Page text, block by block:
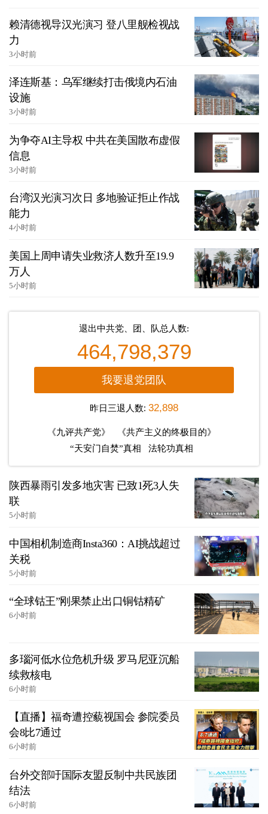
赖清德视导汉光演习 登八里舰检视战
力
3小时前
泽连斯基：乌军继续打击俄境内石油
设施
3小时前
为争夺AI主导权 中共在美国散布虚假
信息
3小时前
台湾汉光演习次日 多地验证拒止作战
能力
4小时前
美国上周申请失业救济人数升至19.9
万人
5小时前
退出中共党、团、队总人数:
464,798,379
我要退党团队
昨日三退人数: 32,898
《九评共产党》
《共产主义的终极目的》
“天安门自焚”真相
法轮功真相
陕西暴雨引发多地灾害 已致1死3人失
联
5小时前
中国相机制造商Insta360：AI挑战超过
关税
5小时前
“全球钴王”刚果禁止出口铜钴精矿
6小时前
多瑙河低水位危机升级 罗马尼亚沉船
续救核电
6小时前
【直播】福奇遭控藐视国会 参院委员
会8比7通过
6小时前
台外交部吁国际友盟反制中共民族团
结法
6小时前